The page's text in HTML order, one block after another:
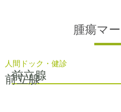
人間ドック・健診
前立腺
腫瘍マ
前立腺